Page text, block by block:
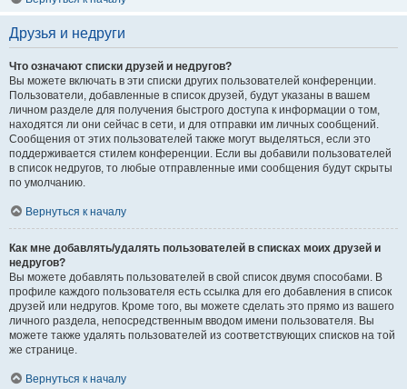
Друзья и недруги
Что означают списки друзей и недругов?
Вы можете включать в эти списки других пользователей конференции.
Пользователи, добавленные в список друзей, будут указаны в вашем
личном разделе для получения быстрого доступа к информации о том,
находятся ли они сейчас в сети, и для отправки им личных сообщений.
Сообщения от этих пользователей также могут выделяться, если это
поддерживается стилем конференции. Если вы добавили пользователей
в список недругов, то любые отправленные ими сообщения будут скрыты
по умолчанию.
Вернуться к началу
Как мне добавлять/удалять пользователей в списках моих друзей и
недругов?
Вы можете добавлять пользователей в свой список двумя способами. В
профиле каждого пользователя есть ссылка для его добавления в список
друзей или недругов. Кроме того, вы можете сделать это прямо из вашего
личного раздела, непосредственным вводом имени пользователя. Вы
можете также удалять пользователей из соответствующих списков на той
же странице.
Вернуться к началу